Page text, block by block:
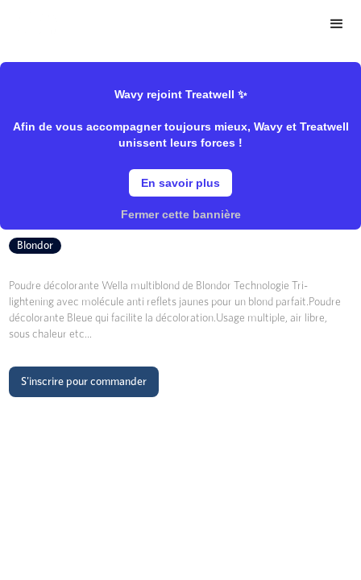
Wavy rejoint Treatwell ✨
Afin de vous accompagner toujours mieux, Wavy et Treatwell
unissent leurs forces !
En savoir plus
Fermer cette bannière
Poudre Multi-Blonde
Blondor
Poudre décolorante Wella multiblond de Blondor Technologie Tri-
lightening avec molécule anti reflets jaunes pour un blond parfait.Poudre
décolorante Bleue qui facilite la décoloration.Usage multiple, air libre,
sous chaleur etc...
S'inscrire pour commander